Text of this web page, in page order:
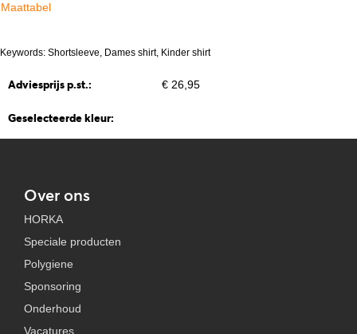
Maattabel
Keywords: Shortsleeve, Dames shirt, Kinder shirt
Adviesprijs p.st.: € 26,95
Geselecteerde kleur:
Over ons
HORKA
Speciale producten
Polygiene
Sponsoring
Onderhoud
Vacatures